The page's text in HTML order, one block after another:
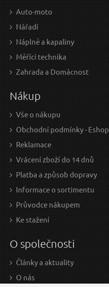
Auto-moto
Nářadí
Náplně a kapaliny
Měřící technika
Zahrada a Domácnost
Nákup
Vše o nákupu
Obchodní podmínky - Eshop
Reklamace
Vrácení zboží do 14 dnů
Platba a způsob dopravy
Informace o sortimentu
Průvodce nákupem
Ke stažení
O společnosti
Články a aktuality
O nás